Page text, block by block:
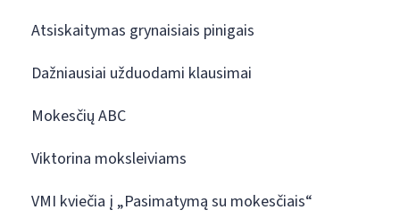
Atsiskaitymas grynaisiais pinigais
Dažniausiai užduodami klausimai
Mokesčių ABC
Viktorina moksleiviams
VMI kviečia į „Pasimatymą su mokesčiais“